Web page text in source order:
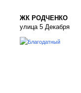
ЖК РОДЧЕНКО
улица 5 Декабря